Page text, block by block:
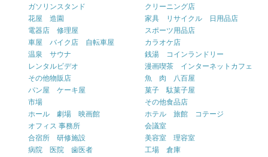
ガソリンスタンド
クリーニング店
花屋 造園
家具 リサイクル 日用品店
電器店 修理屋
スポーツ用品店
車屋 バイク店 自転車屋
カラオケ店
温泉 サウナ
銭湯 コインランドリー
レンタルビデオ
漫画喫茶 インターネットカフェ
その他物販店
魚 肉 八百屋
パン屋 ケーキ屋
菓子 駄菓子屋
市場
その他食品店
ホール 劇場 映画館
ホテル 旅館 コテージ
オフィス 事務所
会議室
合宿所 研修施設
美容室 理容室
病院 医院 歯医者
工場 倉庫